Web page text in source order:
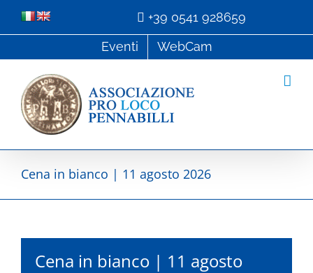
Salta
+39 0541 928659
Eventi WebCam
Cena in bianco | 11 agosto 2026
Cena in bianco | 11 agosto